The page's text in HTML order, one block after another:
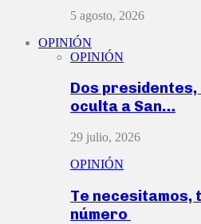
5 agosto, 2026
OPINIÓN
OPINIÓN
Dos presidentes,
oculta a San…
29 julio, 2026
OPINIÓN
Te necesitamos,
número